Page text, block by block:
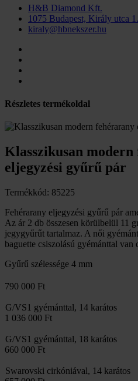
H&B Diamond Kft.
1075 Budapest, Király utca 1.
kiraly@hbnekszer.hu
Részletes termékoldal
Klasszikusan
eljegyzési gyűrű pár
Termékkód: 85225
Fehérarany eljegyzési gyűrű pár
Az ár 2 db összesen körülbelül 11
jegygyűrűt tartalmaz. A női
baguette csiszolású gyémánttal
Gyűrű szélessége 4 mm
790 000 Ft
G/VS1 gyémánttal, 14 karátos
1 036 000 Ft
G/VS1 gyémánttal, 18 karátos
660 000 Ft
Swarovski cirkóniával, 14 karátos